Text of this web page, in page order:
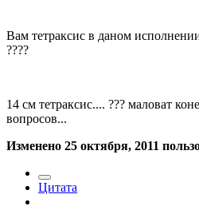
Вам тетраксис в даном
????
14 см тетраксис.... ??? маловат
вопросов...
Изменено 25 октября, 2011
Цитата